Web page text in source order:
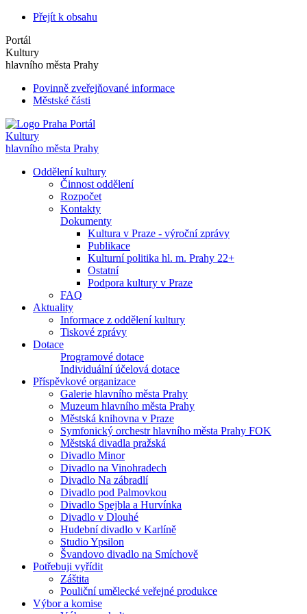
Přejít k obsahu
Portál
Kultury
hlavního města Prahy
Povinně zveřejňované informace
Městské části
Portál
Kultury
hlavního města Prahy
Oddělení kultury
Činnost oddělení
Rozpočet
Kontakty
Dokumenty
Kultura v Praze - výroční zprávy
Publikace
Kulturní politika hl. m. Prahy 22+
Ostatní
Podpora kultury v Praze
FAQ
Aktuality
Informace z oddělení kultury
Tiskové zprávy
Dotace
Programové dotace
Individuální účelová dotace
Příspěvkové organizace
Galerie hlavního města Prahy
Muzeum hlavního města Prahy
Městská knihovna v Praze
Symfonický orchestr hlavního města Prahy FOK
Městská divadla pražská
Divadlo Minor
Divadlo na Vinohradech
Divadlo Na zábradlí
Divadlo pod Palmovkou
Divadlo Spejbla a Hurvínka
Divadlo v Dlouhé
Hudební divadlo v Karlíně
Studio Ypsilon
Švandovo divadlo na Smíchově
Potřebuji vyřídit
Záštita
Pouliční umělecké veřejné produkce
Výbor a komise